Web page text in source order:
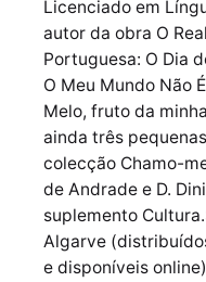
Licenciado em
autor da obra O
Portuguesa: O Dia
O Meu Mundo Não
Melo, fruto da
ainda três
colecção Chamo-
de Andrade e D.
suplemento
Algarve
e disponíveis